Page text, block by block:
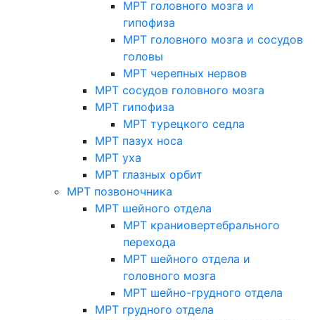
МРТ головного мозга и
гипофиза
МРТ головного мозга и сосудов
головы
МРТ черепных нервов
МРТ сосудов головного мозга
МРТ гипофиза
МРТ турецкого седла
МРТ пазух носа
МРТ уха
МРТ глазных орбит
МРТ позвоночника
МРТ шейного отдела
МРТ краниовертебрального
перехода
МРТ шейного отдела и
головного мозга
МРТ шейно-грудного отдела
МРТ грудного отдела